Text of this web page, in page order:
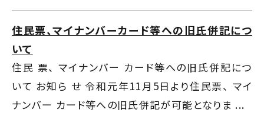
住民票、マイナンバーカード等への旧氏併記につ
いて
住民 票、 マイナンバー カード等への旧氏併記につ
いて お知ら せ 令和元年11月5日より住民票、 マイ
ナンバー カード等への旧氏併記が可能となりま ...